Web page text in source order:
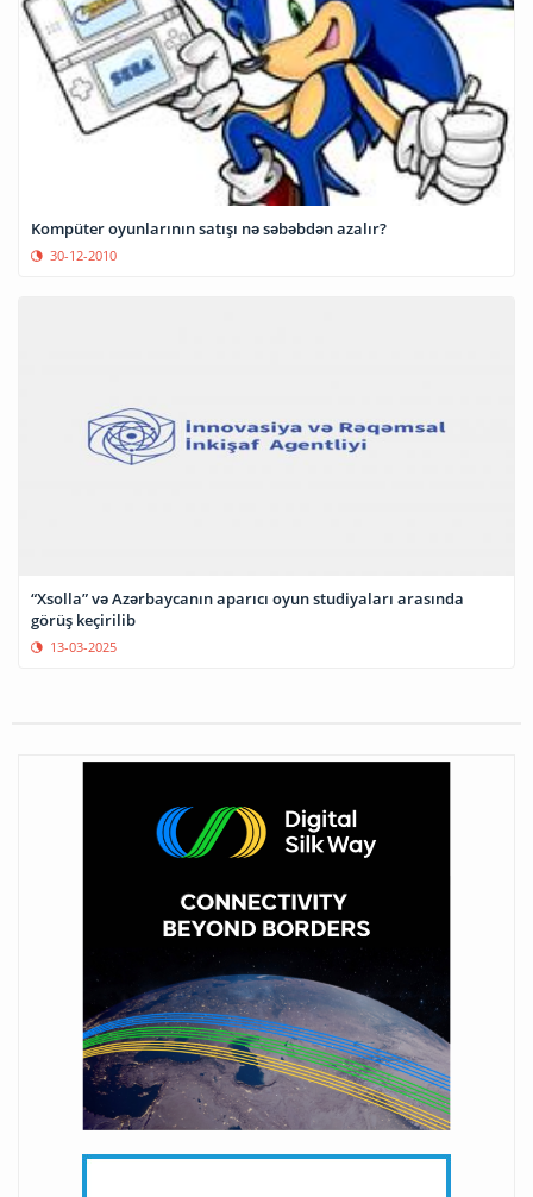
Kompüter oyunlarının satışı nə səbəbdən azalır?
30-12-2010
“Xsolla” və Azərbaycanın aparıcı oyun studiyaları arasında
görüş keçirilib
13-03-2025